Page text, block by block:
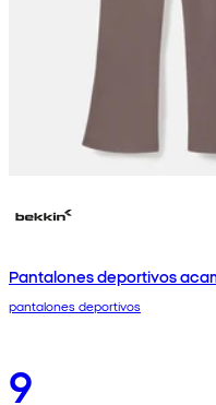
Pantalones deportivos
pantalones deportivos
9